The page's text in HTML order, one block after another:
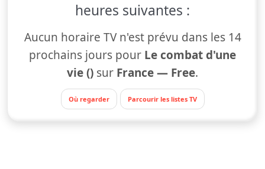
heures suivantes :
Aucun horaire TV n'est prévu dans les 14
prochains jours pour Le combat d'une
vie () sur France — Free.
Où regarder Parcourir les listes TV